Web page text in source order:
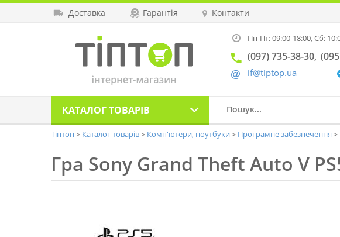
Доставка Гарантія Контакти
Пн-Пт: 09:00-18:00,Сб:
(097) 735-38-30
if@tiptop.ua
КАТАЛОГТОВАРІВ
Тіптоп Каталог товарів Комп'ютери, ноутбуки Програмне забезпечення
Гра Sony Grand Theft Auto V